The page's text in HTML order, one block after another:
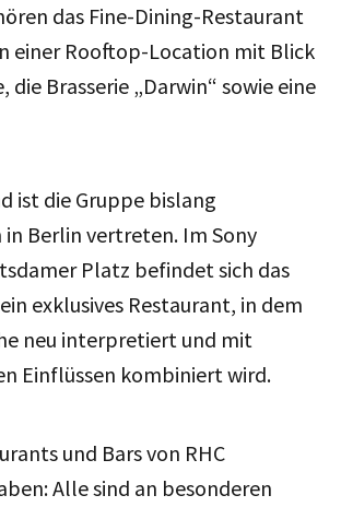
das Fine-Dining-Restaurant
einer Rooftop-Location mit Blick
die Brasserie „Darwin“ sowie eine
ist die Gruppe bislang
in Berlin vertreten. Im Sony
Platz befindet sich das
ein exklusives Restaurant, in dem
neu interpretiert und mit
Einflüssen kombiniert wird.
und Bars von RHC
Alle sind an besonderen